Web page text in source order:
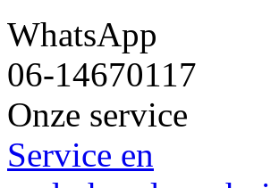
WhatsApp
06-14670117
Onze service
Service en